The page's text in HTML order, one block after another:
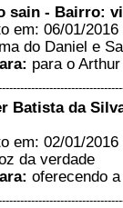
sain - Bairro:
em: 06/01/
do Daniel e
para o
Batista da
em: 02/01/
da verdade
oferecendo